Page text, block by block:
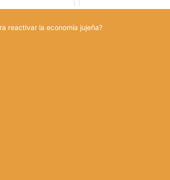
reactivar la economía jujeña?